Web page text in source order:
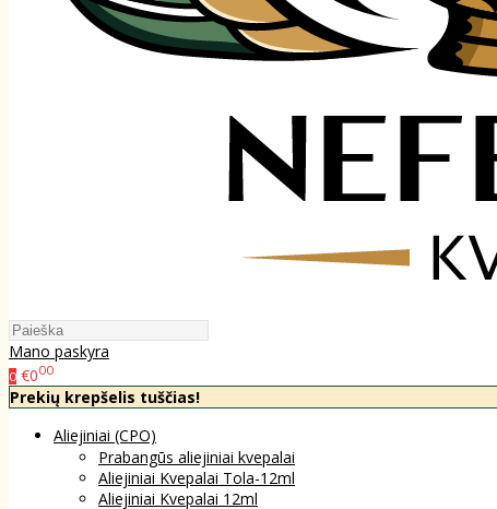
Mano paskyra
0 €000
Prekių krepšelis tuščias!
Aliejiniai (CPO)
Prabangūs aliejiniai kvepalai
Aliejiniai Kvepalai Tola-12ml
Aliejiniai Kvepalai 12ml